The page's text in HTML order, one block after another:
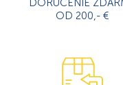
OD 200,- €